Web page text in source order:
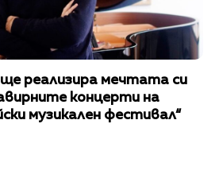
реализира мечтата си
концерти на
музикален фестивал“